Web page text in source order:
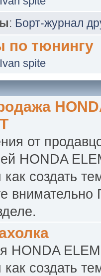
: Борт-журнал
по тюнингу
Ivan spite
от
HONDA
создать
HONDA
создать